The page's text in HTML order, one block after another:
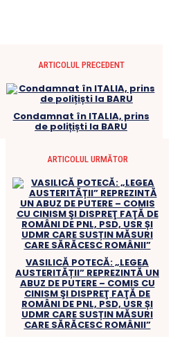
ARTICOLUL PRECEDENT
Condamnat în ITALIA, prins
de polițiști la BARU
ARTICOLUL URMĂTOR
VASILICĂ POTECĂ: „LEGEA
AUSTERITĂȚII” REPREZINTĂ UN
ABUZ DE PUTERE – COMIS CU
CINISM ŞI DISPREŢ FAŢĂ DE
ROMÂNI DE PNL, PSD, USR ȘI
UDMR CARE SUSȚIN MĂSURI
CARE SĂRĂCESC ROMÂNII”